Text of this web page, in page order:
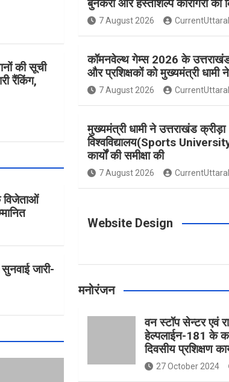
की सूची
रैंकिंग,
जारी-
b
o
o
k
a
g
r
a
m
e
r
e
s
t
बुनकरों और हस्तशिल्प कारीगरों को
7 August 2026
कॉमनवेल्थ गेम्स 2026 के
और प्रशिक्षकों को मुख्यमंत्री धामी
7 August 2026
मुख्यमंत्री धामी ने उत्तराखंड क्रीड़ा
विश्वविद्यालय(Sports University
कार्यों की समीक्षा की
7 August 2026
Website Design
मनोरंजन
वन स्टॉप सेन्टर एवं
हेल्पलाईन-181 के
दिवसीय प्रशिक्षण
27 October 2024